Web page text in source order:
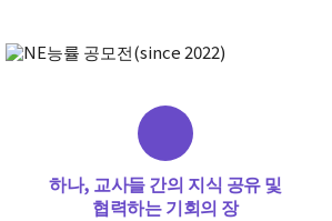
하나, 교사들 간의 지식 공유 및
협력하는 기회의 장